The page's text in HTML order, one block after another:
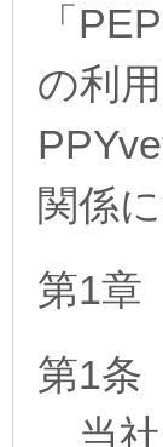
「
の利
関係
第1
第1条
当社